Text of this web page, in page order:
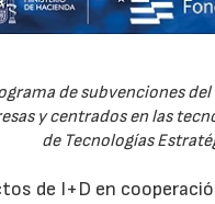
de subvenciones
y centrados en las
de Tecnologías
de I+D en